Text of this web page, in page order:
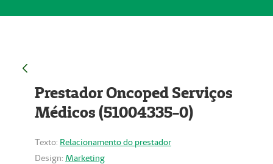
Prestador Oncoped Serviços
Médicos (51004335-0)
Texto: Relacionamento do prestador
Design: Marketing